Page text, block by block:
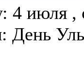
4 июля ,
День